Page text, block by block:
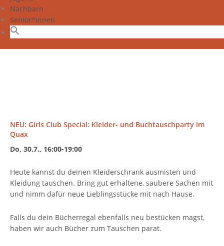
Nachbarn
Senior*innen
NEU: Girls Club Special: Kleider- und Buchtauschparty im
Quax
Do, 30.7., 16:00-19:00
Heute kannst du deinen Kleiderschrank ausmisten und
Kleidung tauschen. Bring gut erhaltene, saubere Sachen mit
und nimm dafür neue Lieblingsstücke mit nach Hause.
Falls du dein Bücherregal ebenfalls neu bestücken magst,
haben wir auch Bücher zum Tauschen parat.